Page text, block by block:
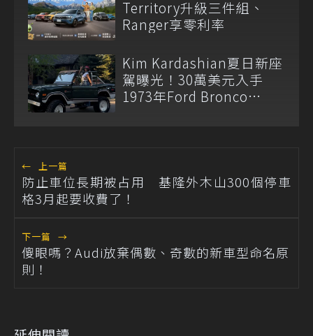
Territory升級三件組、
Ranger享零利率
Kim Kardashian夏日新座
駕曝光！30萬美元入手
1973年Ford Bronco
← 上一篇
防止車位長期被占用 基隆外木山300個停車
格3月起要收費了！
下一篇 →
傻眼嗎？Audi放棄偶數、奇數的新車型命名原
則！